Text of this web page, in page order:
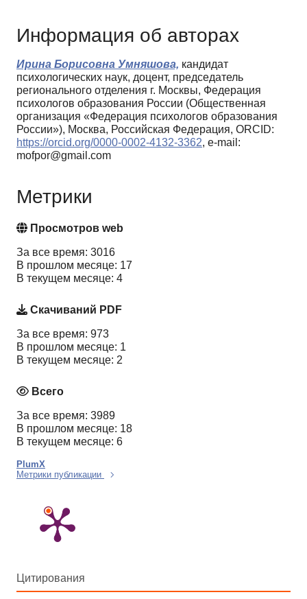
Информация об авторах
Ирина Борисовна Умняшова, кандидат
психологических наук, доцент, председатель
регионального отделения г. Москвы, Федерация
психологов образования России (Общественная
организация «Федерация психологов образования
России»), Москва, Российская Федерация, ORCID:
https://orcid.org/0000-0002-4132-3362, e-mail:
mofpor@gmail.com
Метрики
Просмотров web
За все время: 3016
В прошлом месяце: 17
В текущем месяце: 4
Скачиваний PDF
За все время: 973
В прошлом месяце: 1
В текущем месяце: 2
Всего
За все время: 3989
В прошлом месяце: 18
В текущем месяце: 6
PlumX
Метрики публикации
Цитирования